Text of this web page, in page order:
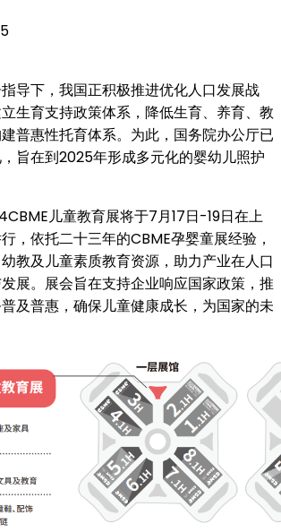
导下，我国正积极推进优化人口发展战
生育支持政策体系，降低生育、养育、教
普惠性托育体系。为此，国务院办公厅已
旨在到2025年形成多元化的婴幼儿照护
儿童教育展将于7月17日-19日在上
，依托二十三年的CBME孕婴童展经验，
教及儿童素质教育资源，助力产业在人口
展。展会旨在支持企业响应国家政策，推
及普惠，确保儿童健康成长，为国家的未